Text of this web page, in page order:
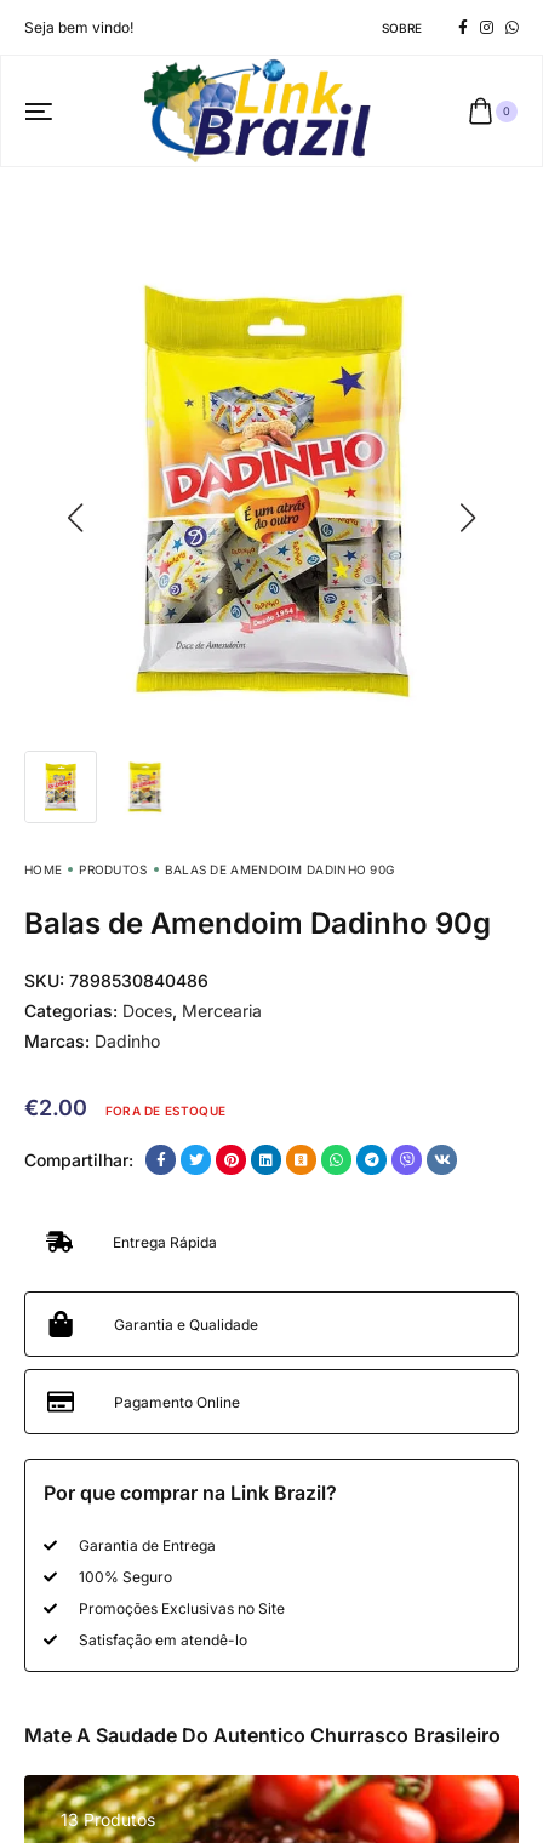
Seja bem vindo! SOBRE
0
HOME PRODUTOS BALAS DE AMENDOIM DADINHO 90G
Balas de Amendoim Dadinho 90g
SKU: 7898530840486
Categorias: Doces, Mercearia
Marcas: Dadinho
€2.00 FORA DE ESTOQUE
Compartilhar:
Entrega Rápida
Garantia e Qualidade
Pagamento Online
Por que comprar na Link Brazil?
Garantia de Entrega
100% Seguro
Promoções Exclusivas no Site
Satisfação em atendê-lo
Mate A Saudade Do Autentico Churrasco Brasileiro
13 Produtos